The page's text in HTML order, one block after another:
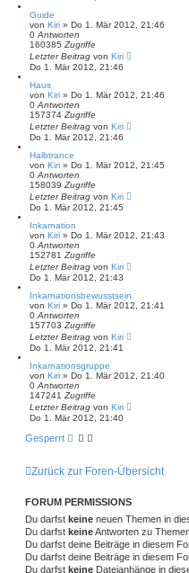
Guide
von Kiri » Do 1. Mär 2012, 21:46
0 Antworten
160385 Zugriffe
Letzter Beitrag von Kiri
Do 1. Mär 2012, 21:46
Haus
von Kiri » Do 1. Mär 2012, 21:46
0 Antworten
157374 Zugriffe
Letzter Beitrag von Kiri
Do 1. Mär 2012, 21:46
Halbtrance
von Kiri » Do 1. Mär 2012, 21:45
0 Antworten
158039 Zugriffe
Letzter Beitrag von Kiri
Do 1. Mär 2012, 21:45
Inkarnation
von Kiri » Do 1. Mär 2012, 21:43
0 Antworten
152781 Zugriffe
Letzter Beitrag von Kiri
Do 1. Mär 2012, 21:43
Inkarnationsbewusstsein
von Kiri » Do 1. Mär 2012, 21:41
0 Antworten
157703 Zugriffe
Letzter Beitrag von Kiri
Do 1. Mär 2012, 21:41
Inkarnationsgruppe
von Kiri » Do 1. Mär 2012, 21:40
0 Antworten
147241 Zugriffe
Letzter Beitrag von Kiri
Do 1. Mär 2012, 21:40
Gesperrt
Zurück zur Foren-Übersicht
FORUM PERMISSIONS
Du darfst keine neuen Themen in
Du darfst keineAntworten zu
Du darfst deine Beiträge in diesem
Du darfst deine Beiträge in diesem
Du darfst keine Dateianhänge in